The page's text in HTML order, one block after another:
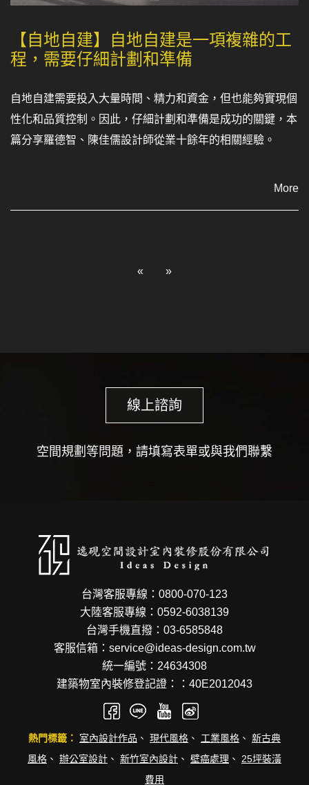
【自地自建】自地自建是一項複雜的工
程，需要仔細計劃和準備
自地自建需要投入大量時間、精力和資金，但也能夠實現個
性化和品質控制。因此，仔細計劃和準備是成功的關鍵，本
篇分享羅德智、陳佳儒設計師從業十餘年的相關經驗。
More
« »
線上諮詢
空間規劃等問題，請填寫表單或與我們聯繫
台灣客服專線：0800-070-123
大陸客服專線：0592-6038139
台灣手機直撥：03-6585848
客服信箱：service@ideas-design.com.tw
統一編號：24634308
建築物室內裝修登記證：：40E2012043
熱門標籤： 室內設計作品 、 現代風格 、 工業風格 、 新古典
風格 、 辦公室設計 、 新竹室內設計 、 壁癌處理 、 25坪裝潢
費用